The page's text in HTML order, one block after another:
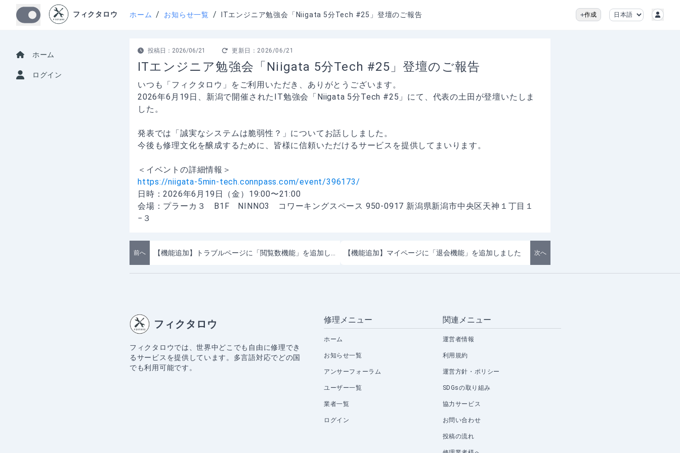
ホーム
ログイン
フィクタロウ ホーム / お知らせ一覧 / ITエンジニア勉強会「Niigata 5分Tech #25」登壇のご報告 作成
投稿日： 2026/06/21 更新日： 2026/06/21
ITエンジニア勉強会「Niigata 5分Tech #25」登壇のご報告
いつも「フィクタロウ」をご利用いただき、ありがとうございます。
2026年6月19日、新潟で開催されたIT勉強会「Niigata 5分Tech #25」にて、代表の土田が登壇いたしま
した。
発表では「誠実なシステムは脆弱性？」についてお話ししました。
今後も修理文化を醸成するために、皆様に信頼いただけるサービスを提供してまいります。
＜イベントの詳細情報＞
https://niigata-5min-tech.connpass.com/event/396173/
日時：2026年6月19日（金）19:00〜21:00
会場：プラーカ３　B1F　NINNO3　コワーキングスペース 950-0917 新潟県新潟市中央区天神１丁目１
−３
前へ 【機能追加】マイページに「退会機能」を追加しました 次へ
フィクタロウ
フィクタロウでは、世界中どこでも自由に修理でき
るサービスを提供しています。多言語対応でどの国
でも利用可能です。
修理メニュー
ホーム
お知らせ一覧
アンサーフォーラム
ユーザー一覧
業者一覧
ログイン
関連メニュー
運営者情報
利用規約
運営方針・ポリシー
SDGsの取り組み
協力サービス
お問い合わせ
投稿の流れ